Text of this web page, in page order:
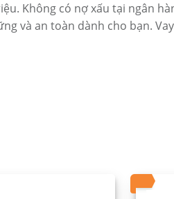
Không có nợ xấu tại ngân
và an toàn dành cho bạn.